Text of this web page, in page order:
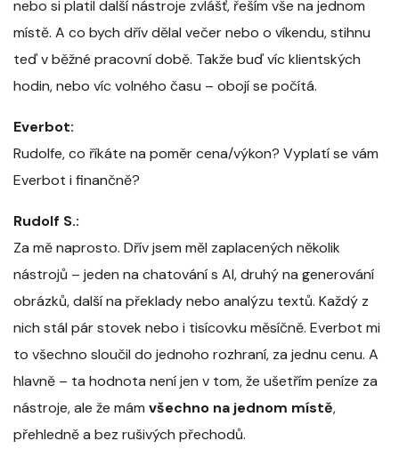
nebo si platil další nástroje zvlášť, řeším vše na jednom
místě. A co bych dřív dělal večer nebo o víkendu, stihnu
teď v běžné pracovní době. Takže buď víc klientských
hodin, nebo víc volného času – obojí se počítá.
Everbot:
Rudolfe, co říkáte na poměr cena/výkon? Vyplatí se vám
Everbot i finančně?
Rudolf S.:
Za mě naprosto. Dřív jsem měl zaplacených několik
nástrojů – jeden na chatování s AI, druhý na generování
obrázků, další na překlady nebo analýzu textů. Každý z
nich stál pár stovek nebo i tisícovku měsíčně. Everbot mi
to všechno sloučil do jednoho rozhraní, za jednu cenu. A
hlavně – ta hodnota není jen v tom, že ušetřím peníze za
nástroje, ale že mám všechno na jednom místě,
přehledně a bez rušivých přechodů.